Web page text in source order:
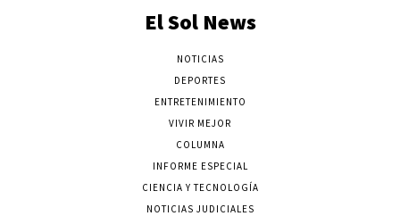
El Sol News
NOTICIAS
DEPORTES
ENTRETENIMIENTO
VIVIR MEJOR
COLUMNA
INFORME ESPECIAL
CIENCIA Y TECNOLOGÍA
NOTICIAS JUDICIALES